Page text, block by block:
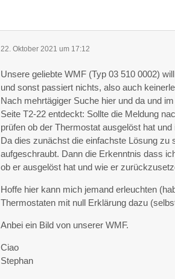
22. Oktober 2021 um 17:12
Unsere geliebte WMF (Typ 03 510 0002)
und sonst passiert nichts, also auch
Nach mehrtägiger Suche hier und da und
Seite T2-22 entdeckt: Sollte die Meldung
prüfen ob der Thermostat ausgelöst hat
Da dies zunächst die einfachste Lösung
aufgeschraubt. Dann die Erkenntnis dass
ob er ausgelöst hat und wie er
Hoffe hier kann mich jemand erleuchten
Thermostaten mit null Erklärung dazu
Anbei ein Bild von unserer WMF.
Ciao
Stephan